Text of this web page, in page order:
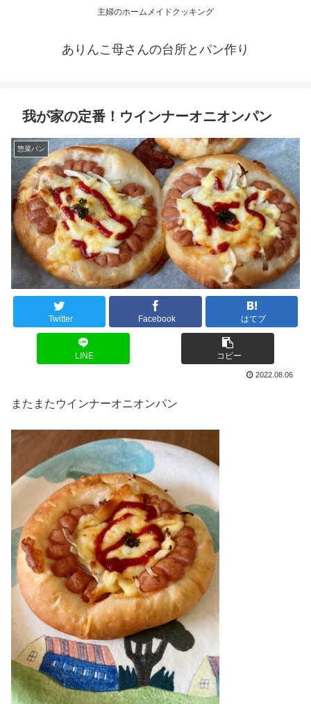
主婦のホームメイドクッキング
ありんこ母さんの台所とパン作り
我が家の定番！ウインナーオニオンパン
惣菜パン
Twitter Facebook はてブ
LINE コピー
2022.08.06
またまたウインナーオニオンパン